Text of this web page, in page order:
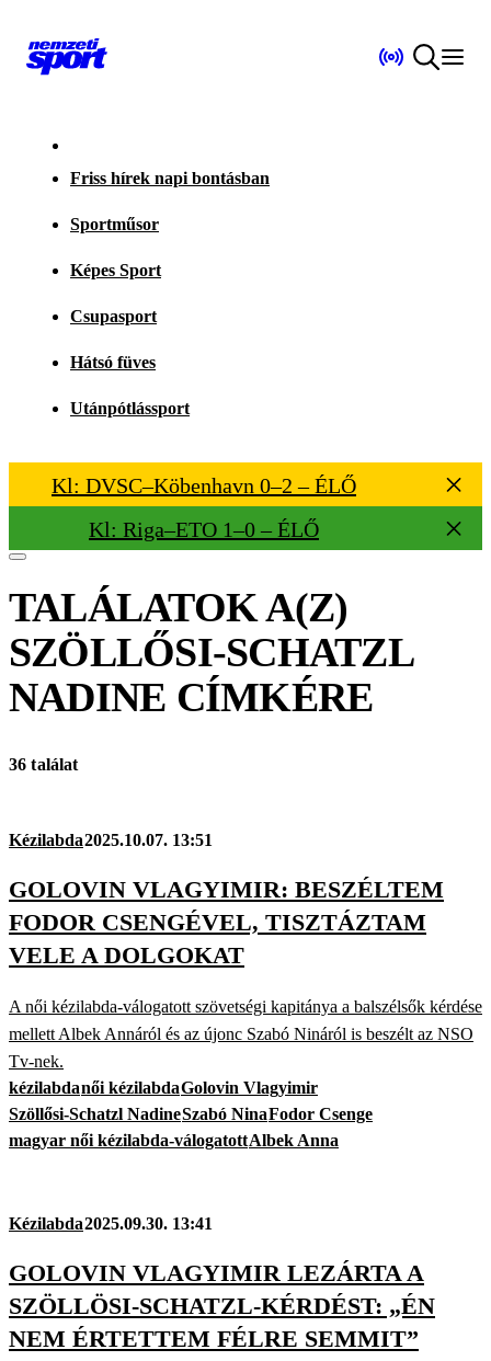
Friss hírek napi bontásban
Sportműsor
Képes Sport
Csupasport
Hátsó füves
Utánpótlássport
Kl: DVSC–Köbenhavn 0–2 – ÉLŐ
Kl: Riga–ETO 1–0 – ÉLŐ
TALÁLATOK A(Z)
SZÖLLŐSI-SCHATZL
NADINE CÍMKÉRE
36 találat
Kézilabda2025.10.07. 13:51
GOLOVIN VLAGYIMIR: BESZÉLTEM
FODOR CSENGÉVEL, TISZTÁZTAM
VELE A DOLGOKAT
A női kézilabda-válogatott szövetségi kapitánya a balszélsők kérdése
mellett Albek Annáról és az újonc Szabó Nináról is beszélt az NSO
Tv-nek.
kézilabdanői kézilabdaGolovin Vlagyimir
Szöllősi-Schatzl NadineSzabó NinaFodor Csenge
magyar női kézilabda-válogatottAlbek Anna
Kézilabda2025.09.30. 13:41
GOLOVIN VLAGYIMIR LEZÁRTA A
SZÖLLÖSI-SCHATZL-KÉRDÉST: „ÉN
NEM ÉRTETTEM FÉLRE SEMMIT”